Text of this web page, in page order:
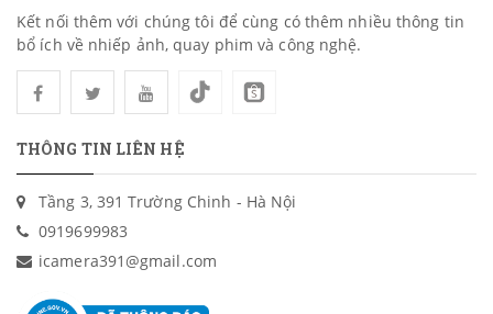
Kết nối thêm với chúng tôi để cùng có thêm nhiều thông tin
bổ ích về nhiếp ảnh, quay phim và công nghệ.
THÔNG TIN LIÊN HỆ
Tầng 3, 391 Trường Chinh - Hà Nội
0919699983
icamera391@gmail.com